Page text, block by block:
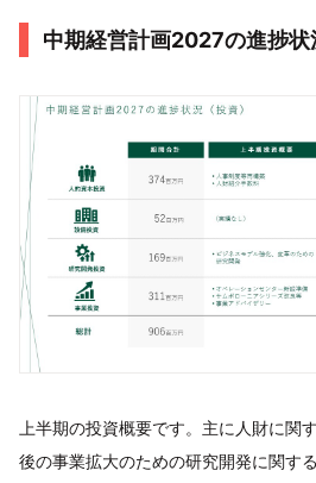
中期経営計画2027の進捗状
上半期の投資概要です。主に人財に関
後の事業拡大のための研究開発に関す